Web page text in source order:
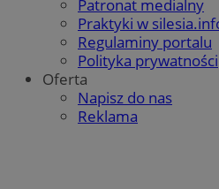
Patronat medialny
Praktyki w
Regulaminy portalu
Polityka prywatności
Oferta
Napisz do nas
Reklama
QeSessID